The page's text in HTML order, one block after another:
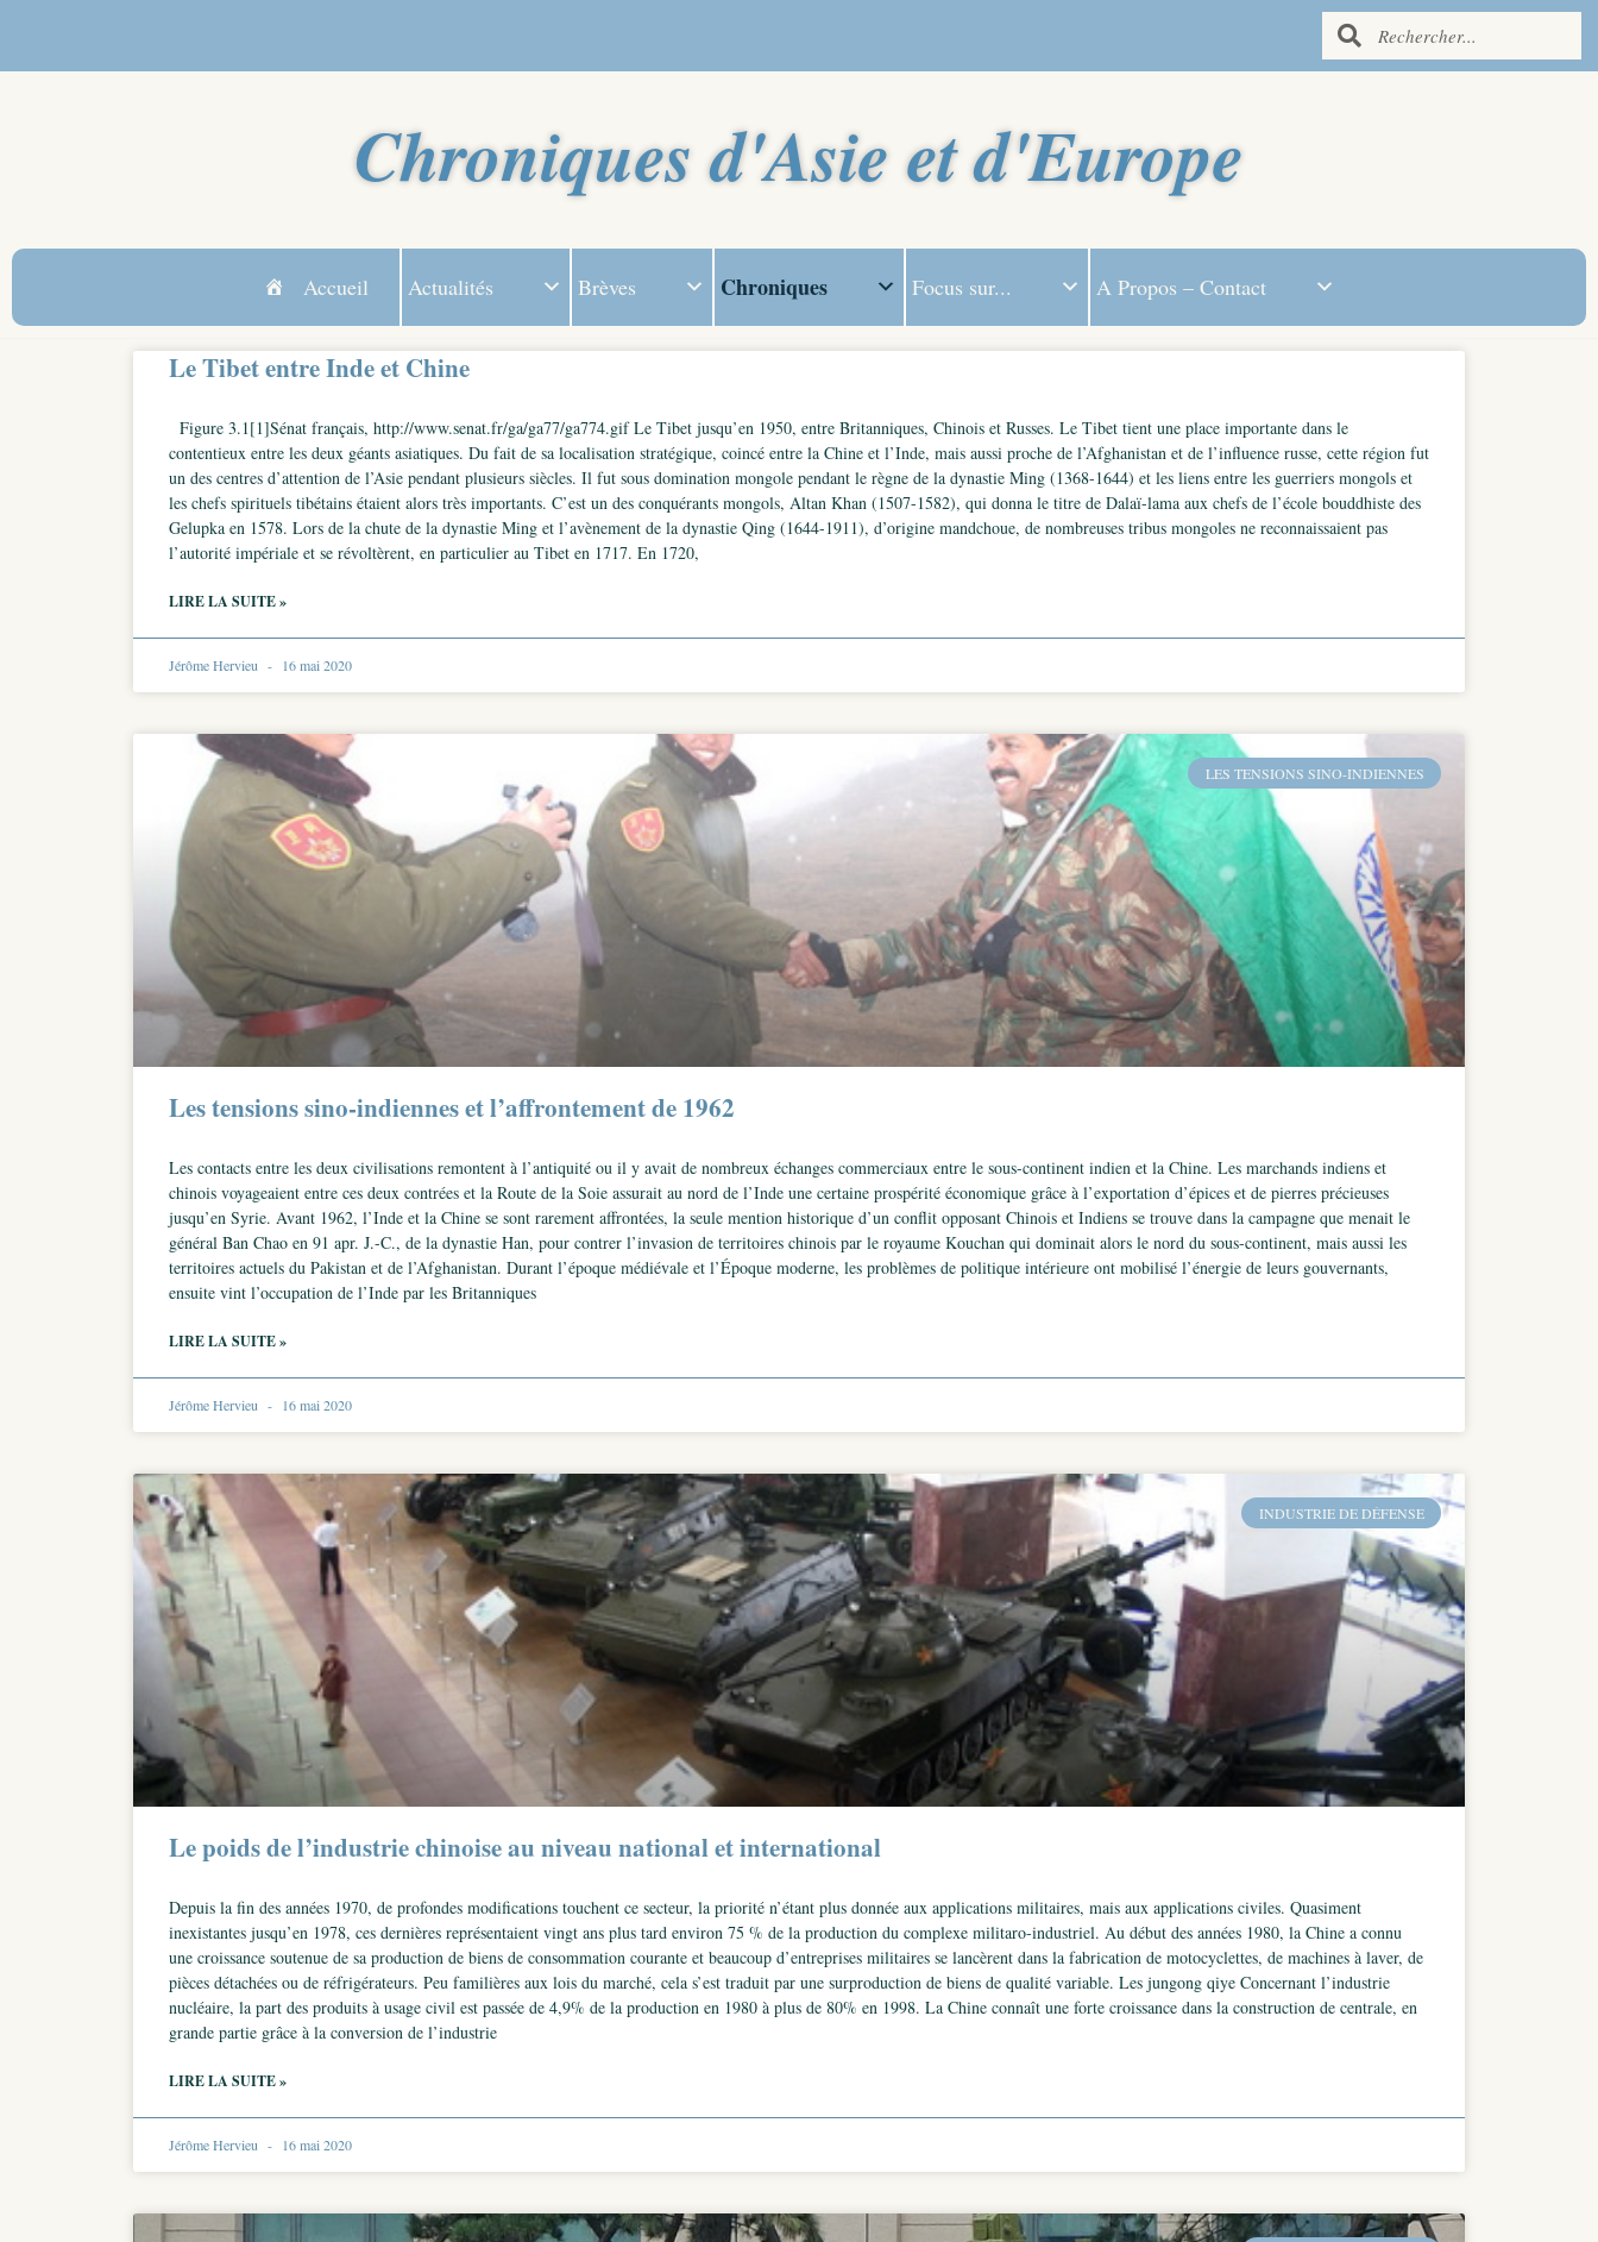
Chroniques d'Asie et d'Europe
Accueil Actualités Brèves Chroniques Focus sur... A Propos – Contact
Le Tibet entre Inde et Chine
Figure 3.1[1]Sénat français, http://www.senat.fr/ga/ga77/ga774.gif Le Tibet jusqu’en 1950, entre Britanniques, Chinois et Russes. Le Tibet tient une place importante dans le
contentieux entre les deux géants asiatiques. Du fait de sa localisation stratégique, coincé entre la Chine et l’Inde, mais aussi proche de l’Afghanistan et de l’influence russe, cette région fut
un des centres d’attention de l’Asie pendant plusieurs siècles. Il fut sous domination mongole pendant le règne de la dynastie Ming (1368-1644) et les liens entre les guerriers mongols et
les chefs spirituels tibétains étaient alors très importants. C’est un des conquérants mongols, Altan Khan (1507-1582), qui donna le titre de Dalaï-lama aux chefs de l’école bouddhiste des
Gelupka en 1578. Lors de la chute de la dynastie Ming et l’avènement de la dynastie Qing (1644-1911), d’origine mandchoue, de nombreuses tribus mongoles ne reconnaissaient pas
l’autorité impériale et se révoltèrent, en particulier au Tibet en 1717. En 1720,
LIRE LA SUITE »
Jérôme Hervieu 16 mai 2020
LES TENSIONS SINO-INDIENNES
Les tensions sino-indiennes et l’affrontement de 1962
Les contacts entre les deux civilisations remontent à l’antiquité ou il y avait de nombreux échanges commerciaux entre le sous-continent indien et la Chine. Les marchands indiens et
chinois voyageaient entre ces deux contrées et la Route de la Soie assurait au nord de l’Inde une certaine prospérité économique grâce à l’exportation d’épices et de pierres précieuses
jusqu’en Syrie. Avant 1962, l’Inde et la Chine se sont rarement affrontées, la seule mention historique d’un conflit opposant Chinois et Indiens se trouve dans la campagne que menait le
général Ban Chao en 91 apr. J.-C., de la dynastie Han, pour contrer l’invasion de territoires chinois par le royaume Kouchan qui dominait alors le nord du sous-continent, mais aussi les
territoires actuels du Pakistan et de l’Afghanistan. Durant l’époque médiévale et l’Époque moderne, les problèmes de politique intérieure ont mobilisé l’énergie de leurs gouvernants,
ensuite vint l’occupation de l’Inde par les Britanniques
LIRE LA SUITE »
Jérôme Hervieu 16 mai 2020
INDUSTRIE DE DÉFENSE
Le poids de l’industrie chinoise au niveau national et international
Depuis la fin des années 1970, de profondes modifications touchent ce secteur, la priorité n’étant plus donnée aux applications militaires, mais aux applications civiles. Quasiment
inexistantes jusqu’en 1978, ces dernières représentaient vingt ans plus tard environ 75 % de la production du complexe militaro-industriel. Au début des années 1980, la Chine a connu
une croissance soutenue de sa production de biens de consommation courante et beaucoup d’entreprises militaires se lancèrent dans la fabrication de motocyclettes, de machines à laver, de
pièces détachées ou de réfrigérateurs. Peu familières aux lois du marché, cela s’est traduit par une surproduction de biens de qualité variable. Les jungong qiye Concernant l’industrie
nucléaire, la part des produits à usage civil est passée de 4,9% de la production en 1980 à plus de 80% en 1998. La Chine connaît une forte croissance dans la construction de centrale, en
grande partie grâce à la conversion de l’industrie
LIRE LA SUITE »
Jérôme Hervieu 16 mai 2020